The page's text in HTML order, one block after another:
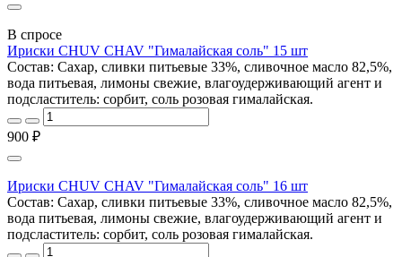
В спросе
Ириски CHUV CHAV "Гималайская соль" 15 шт
Состав: Cахар, сливки питьевые 33%, сливочное масло 82,5%,
вода питьевая, лимоны свежие, влагоудерживающий агент и
подсластитель: сорбит, соль розовая гималайская.
900 ₽
Ириски CHUV CHAV "Гималайская соль" 16 шт
Состав: Cахар, сливки питьевые 33%, сливочное масло 82,5%,
вода питьевая, лимоны свежие, влагоудерживающий агент и
подсластитель: сорбит, соль розовая гималайская.